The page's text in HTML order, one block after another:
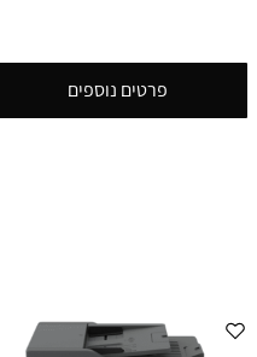
פרטים נוספים